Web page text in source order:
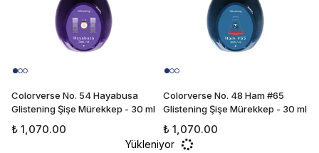
Colorverse No. 54 Hayabusa
Glistening Şişe Mürekkep - 30 ml
₺ 1,070.00
Colorverse No. 48 Ham #65
Glistening Şişe Mürekkep - 30 ml
₺ 1,070.00
Yükleniyor